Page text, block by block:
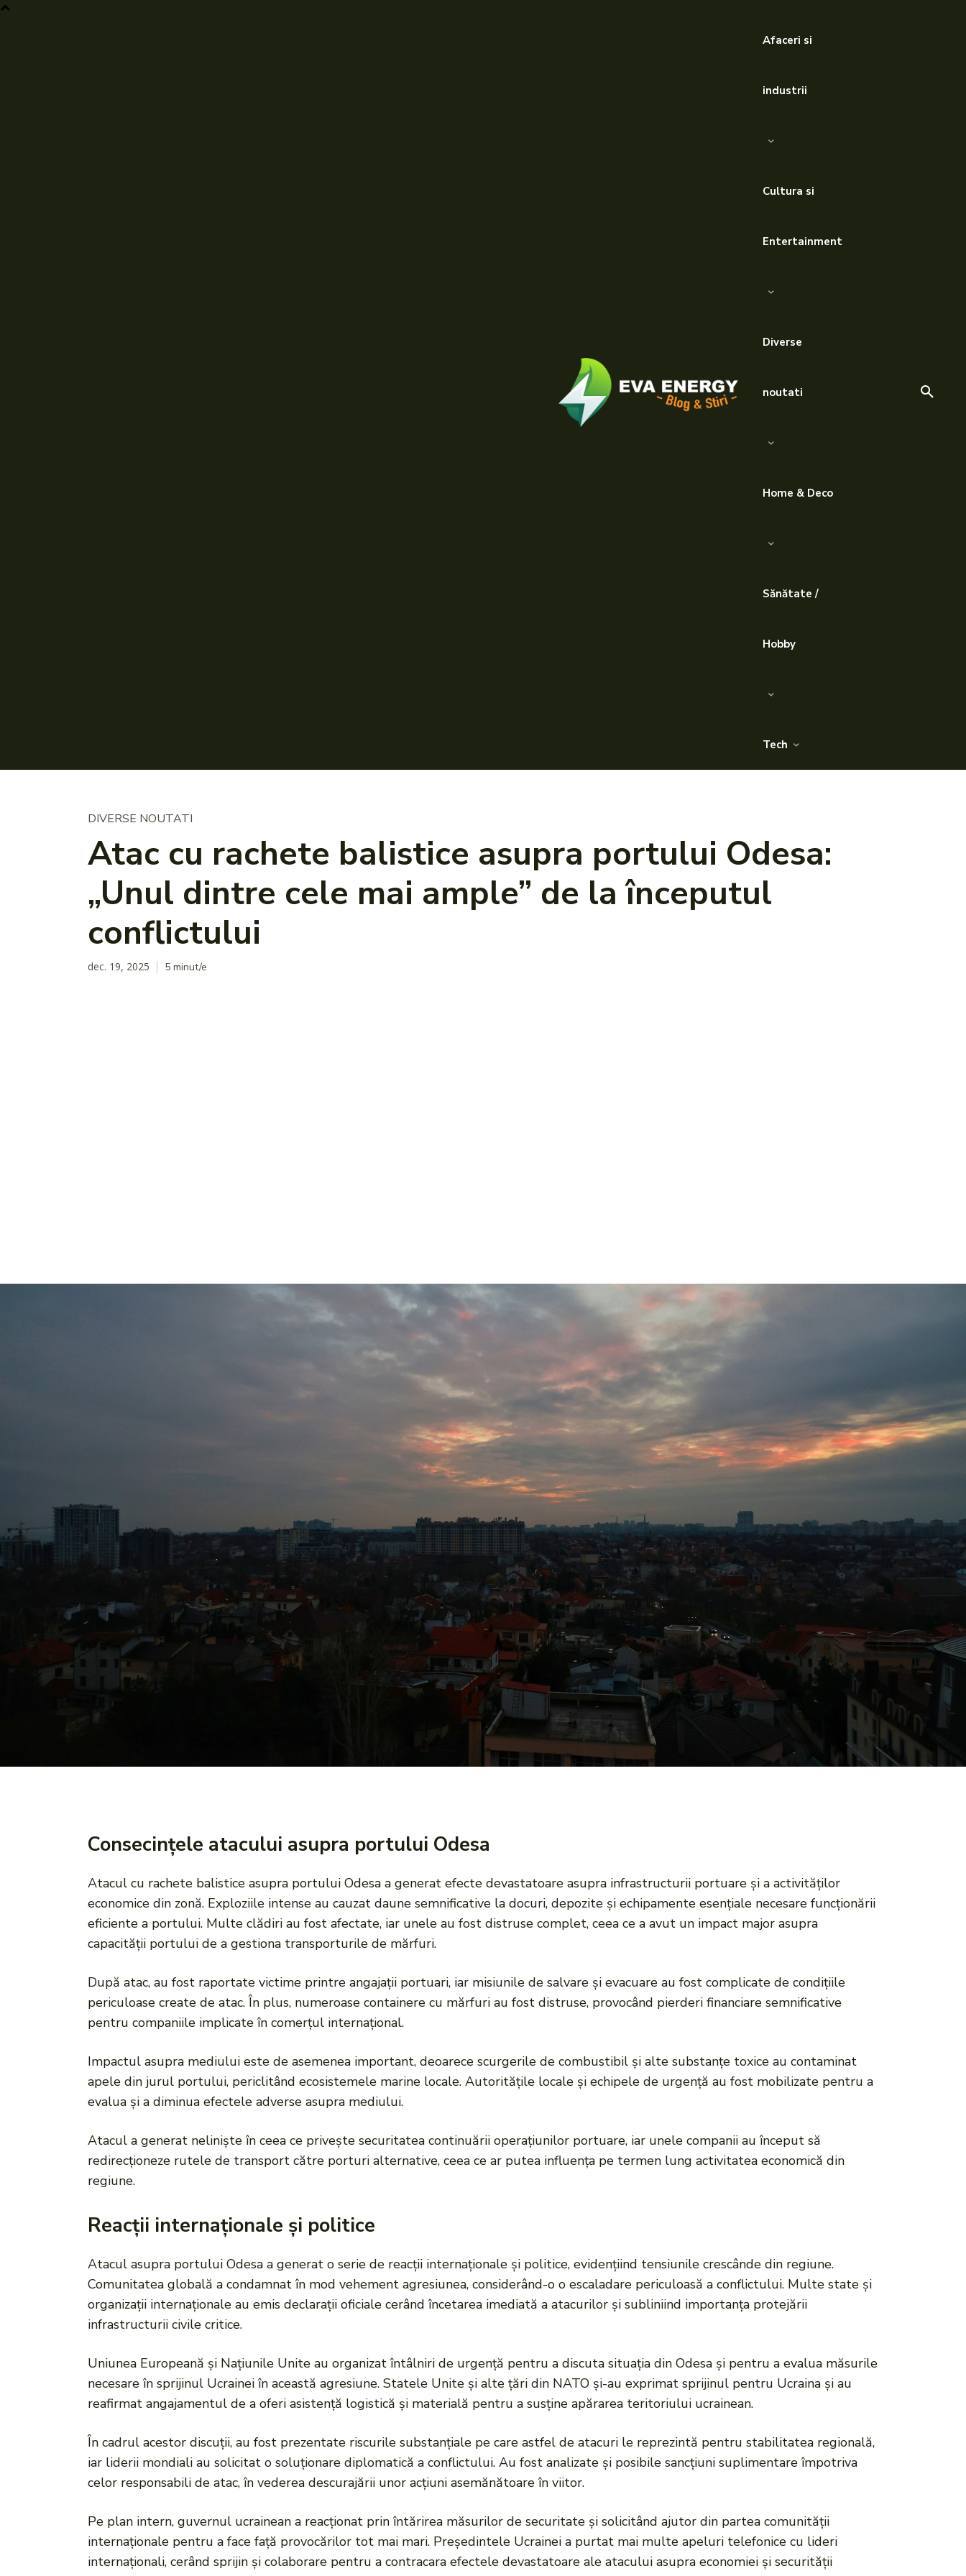
Afaceri si
industrii
Cultura si
Entertainment
Diverse
noutati
Home & Deco
Sănătate /
Hobby
Tech
DIVERSE NOUTATI
Atac cu rachete balistice asupra portului Odesa:
„Unul dintre cele mai ample” de la începutul
conflictului
dec. 19, 2025 5 minut/e
Consecințele atacului asupra portului Odesa
Atacul cu rachete balistice asupra portului Odesa a generat efecte devastatoare asupra infrastructurii portuare și a activităților
economice din zonă. Exploziile intense au cauzat daune semnificative la docuri, depozite și echipamente esențiale necesare funcționării
eficiente a portului. Multe clădiri au fost afectate, iar unele au fost distruse complet, ceea ce a avut un impact major asupra
capacității portului de a gestiona transporturile de mărfuri.
După atac, au fost raportate victime printre angajații portuari, iar misiunile de salvare și evacuare au fost complicate de condițiile
periculoase create de atac. În plus, numeroase containere cu mărfuri au fost distruse, provocând pierderi financiare semnificative
pentru companiile implicate în comerțul internațional.
Impactul asupra mediului este de asemenea important, deoarece scurgerile de combustibil și alte substanțe toxice au contaminat
apele din jurul portului, periclitând ecosistemele marine locale. Autoritățile locale și echipele de urgență au fost mobilizate pentru a
evalua și a diminua efectele adverse asupra mediului.
Atacul a generat neliniște în ceea ce privește securitatea continuării operațiunilor portuare, iar unele companii au început să
redirecționeze rutele de transport către porturi alternative, ceea ce ar putea influența pe termen lung activitatea economică din
regiune.
Reacții internaționale și politice
Atacul asupra portului Odesa a generat o serie de reacții internaționale și politice, evidențiind tensiunile crescânde din regiune.
Comunitatea globală a condamnat în mod vehement agresiunea, considerând-o o escaladare periculoasă a conflictului. Multe state și
organizații internaționale au emis declarații oficiale cerând încetarea imediată a atacurilor și subliniind importanța protejării
infrastructurii civile critice.
Uniunea Europeană și Națiunile Unite au organizat întâlniri de urgență pentru a discuta situația din Odesa și pentru a evalua măsurile
necesare în sprijinul Ucrainei în această agresiune. Statele Unite și alte țări din NATO și-au exprimat sprijinul pentru Ucraina și au
reafirmat angajamentul de a oferi asistență logistică și materială pentru a susține apărarea teritoriului ucrainean.
În cadrul acestor discuții, au fost prezentate riscurile substanțiale pe care astfel de atacuri le reprezintă pentru stabilitatea regională,
iar liderii mondiali au solicitat o soluționare diplomatică a conflictului. Au fost analizate și posibile sancțiuni suplimentare împotriva
celor responsabili de atac, în vederea descurajării unor acțiuni asemănătoare în viitor.
Pe plan intern, guvernul ucrainean a reacționat prin întărirea măsurilor de securitate și solicitând ajutor din partea comunității
internaționale pentru a face față provocărilor tot mai mari. Președintele Ucrainei a purtat mai multe apeluri telefonice cu lideri
internaționali, cerând sprijin și colaborare pentru a contracara efectele devastatoare ale atacului asupra economiei și securității